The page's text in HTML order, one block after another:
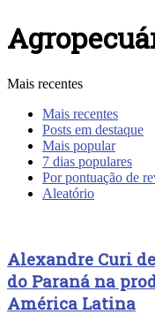
Mais recentes
Mais recentes
Posts em destaque
Mais popular
7 dias populares
Por pontuação de
Aleatório
Alexandre Curi
do Paraná na
América Latina